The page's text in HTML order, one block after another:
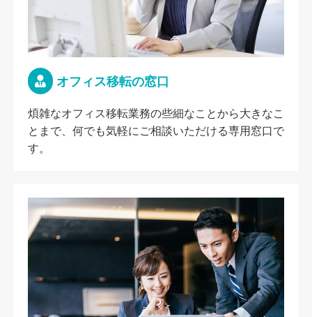
オフィス移転の窓口
煩雑なオフィス移転業務の些細なことから大きなこ
とまで、何でも気軽にご相談いただける専用窓口で
す。